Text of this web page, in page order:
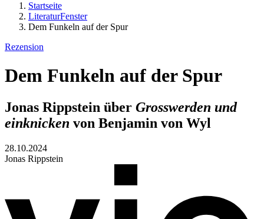
Startseite
LiteraturFenster
Dem Funkeln auf der Spur
Rezension
Dem Funkeln auf der Spur
Jonas Rippstein über Grosswerden und
einknicken von Benjamin von Wyl
28.10.2024
Jonas Rippstein